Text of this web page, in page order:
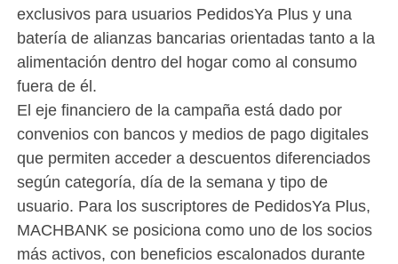
exclusivos para usuarios PedidosYa Plus y una
batería de alianzas bancarias orientadas tanto a la
alimentación dentro del hogar como al consumo
fuera de él.
El eje financiero de la campaña está dado por
convenios con bancos y medios de pago digitales
que permiten acceder a descuentos diferenciados
según categoría, día de la semana y tipo de
usuario. Para los suscriptores de PedidosYa Plus,
MACHBANK se posiciona como uno de los socios
más activos, con beneficios escalonados durante